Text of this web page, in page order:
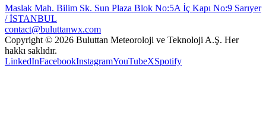
Maslak Mah. Bilim Sk. Sun Plaza Blok No:5A İç Kapı No:9 Sarıyer
/ İSTANBUL
contact@buluttanwx.com
Copyright © 2026 Buluttan Meteoroloji ve Teknoloji A.Ş. Her
hakkı saklıdır.
LinkedInFacebookInstagramYouTubeXSpotify